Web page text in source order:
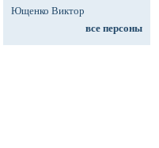
Ющенко Виктор
все персоны